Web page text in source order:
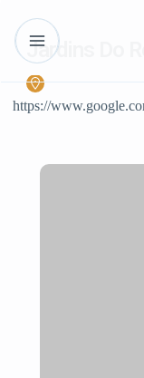
Jardins Do
https://